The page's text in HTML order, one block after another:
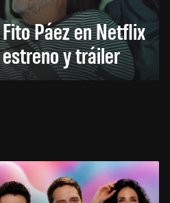
Páez en Netflix
y tráiler